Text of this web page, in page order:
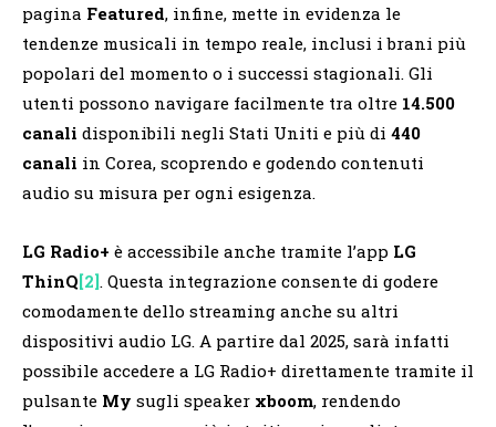
pagina Featured, infine, mette in evidenza le
tendenze musicali in tempo reale, inclusi i brani più
popolari del momento o i successi stagionali. Gli
utenti possono navigare facilmente tra oltre 14.500
canali disponibili negli Stati Uniti e più di 440
canali in Corea, scoprendo e godendo contenuti
audio su misura per ogni esigenza.
LG Radio+ è accessibile anche tramite l’app LG
ThinQ[2]. Questa integrazione consente di godere
comodamente dello streaming anche su altri
dispositivi audio LG. A partire dal 2025, sarà infatti
possibile accedere a LG Radio+ direttamente tramite il
pulsante My sugli speaker xboom, rendendo